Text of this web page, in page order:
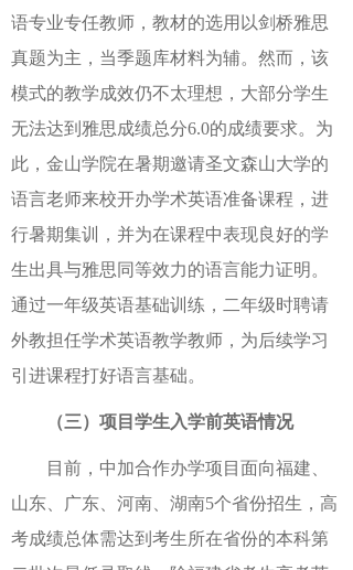
语专业专任教师，教材的选用以剑桥雅思
真题为主，当季题库材料为辅。然而，该
模式的教学成效仍不太理想，大部分学生
无法达到雅思成绩总分6.0的成绩要求。为
此，金山学院在暑期邀请圣文森山大学的
语言老师来校开办学术英语准备课程，进
行暑期集训，并为在课程中表现良好的学
生出具与雅思同等效力的语言能力证明。
通过一年级英语基础训练，二年级时聘请
外教担任学术英语教学教师，为后续学习
引进课程打好语言基础。
（三）项目学生入学前英语情况
目前，中加合作办学项目面向福建、
山东、广东、河南、湖南5个省份招生，高
考成绩总体需达到考生所在省份的本科第